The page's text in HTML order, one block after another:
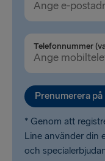
Telefonnummer
Prenumerera
* Genom att
Line använder din
och